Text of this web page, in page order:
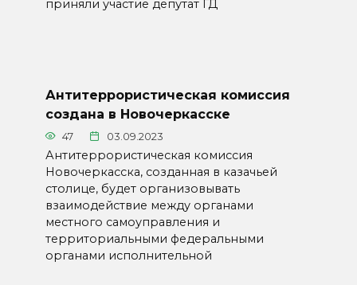
приняли участие депутат ГД
Антитеррористическая комиссия
создана в Новочеркасске
47 03.09.2023
Антитеррористическая комиссия
Новочеркасска, созданная в казачьей
столице, будет организовывать
взаимодействие между органами
местного самоуправления и
территориальными федеральными
органами исполнительной